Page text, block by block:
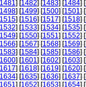
] [1482] [1483] [1484] [
1498] [1499] [1500] [1501] [
] [1516] [1517] [1518] [
] [1533] [1534] [1535] [
] [1550] [1551] [1552] [
] [1567] [1568] [1569] [
] [1584] [1585] [1586] [
1600] [1601] [1602] [1603] [
] [1618] [1619] [1620] [
] [1635] [1636] [1637] [
] [1652] [1653] [1654] [